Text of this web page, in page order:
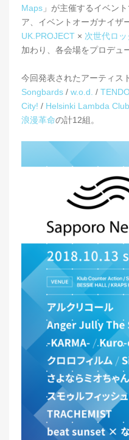
Maps 」が主催するイベン
ア、イベントオーガナイザ
UK.PROJECT × 次世代ロ
加わり、各会場をプロデュ
今回発表されたアーティス
Songbards / w.o.d. /
City! / Helsinki Lambda Club
浪漫革命の計12組。